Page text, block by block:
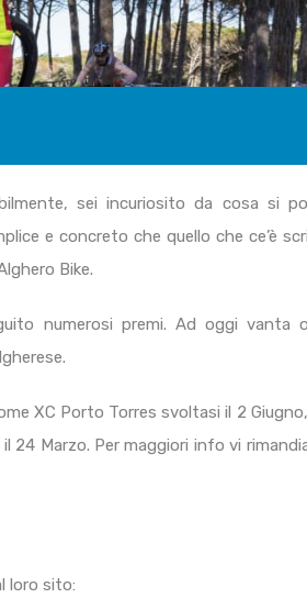
sei incuriosito da cosa si
e concreto che quello che ce’è
Bike.
numerosi premi. Ad oggi vanta
XC Porto Torres svoltasi il 2
24 Marzo. Per maggiori info vi
loro sito: